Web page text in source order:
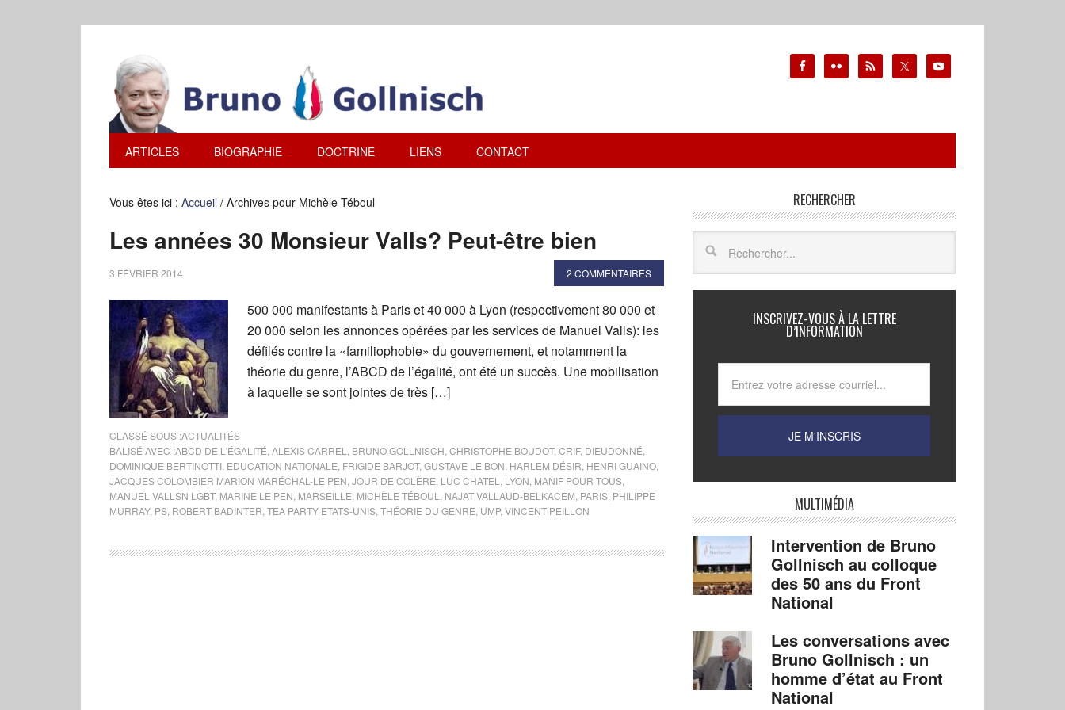
ARTICLES BIOGRAPHIE DOCTRINE LIENS CONTACT
Vous êtes ici : Accueil / Archives pour Michèle Téboul
Les années 30 Monsieur Valls? Peut-être bien
3 FÉVRIER 2014 2 COMMENTAIRES
500 000 manifestants à Paris et 40 000 à Lyon (respectivement 80 000 et
20 000 selon les annonces opérées par les services de Manuel Valls): les
défilés contre la «familiophobie» du gouvernement, et notamment la
théorie du genre, l’ABCD de l’égalité, ont été un succès. Une mobilisation
à laquelle se sont jointes de très […]
CLASSÉ SOUS :ACTUALITÉS
BALISÉ AVEC :ABCD DE L'ÉGALITÉ ALEXIS CARREL BRUNO GOLLNISCH CHRISTOPHE BOUDOT, CRIF, DIEUDONNÉ
DOMINIQUE BERTINOTTI EDUCATION NATIONALE FRIGIDE BARJOT, GUSTAVE LE BON HARLEM DÉSIR HENRI GUAINO
JACQUES COLOMBIER MARION MARÉCHAL-LE PEN JOUR DE COLÈRE LUC CHATEL LYON MANIF POUR TOUS
MANUEL VALLSN LGBT, MARINE LE PEN MARSEILLE MICHÈLE TÉBOUL NAJAT VALLAUD-BELKACEM PARIS PHILIPPE
MURRAY, PS ROBERT BADINTER TEA PARTY ETATS-UNIS THÉORIE DU GENRE UMP, VINCENT PEILLON
RECHERCHER
INSCRIVEZ-VOUS À LA LETTRE
D’INFORMATION
MULTIMÉDIA
Intervention de Bruno
Gollnisch au colloque
des 50 ans du Front
National
Les conversations avec
Bruno Gollnisch : un
homme d’état au Front
National